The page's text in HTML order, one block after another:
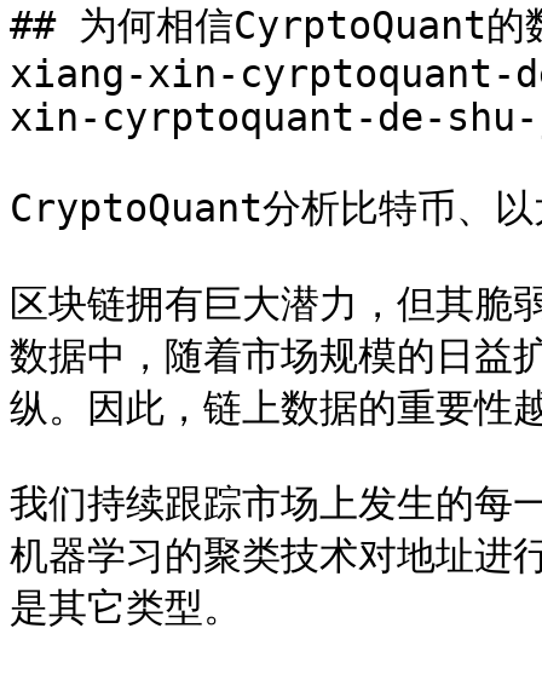
## 为何相信CyrptoQuant
xiang-xin-cyrptoquant-
xin-cyrptoquant-de-
CryptoQuant分析比特币、以
区块链拥有巨大潜力，但其脆
数据中，随着市场规模的日益
纵。因此，链上数据的重要性
我们持续跟踪市场上发生的每
机器学习的聚类技术对地址进
是其它类型。